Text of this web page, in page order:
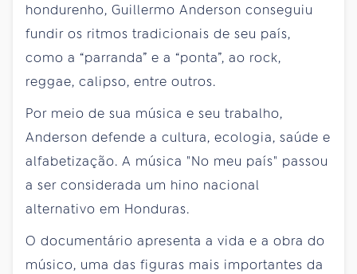
hondurenho, Guillermo Anderson conseguiu
fundir os ritmos tradicionais de seu país,
como a “parranda” e a “ponta”, ao rock,
reggae, calipso, entre outros.
Por meio de sua música e seu trabalho,
Anderson defende a cultura, ecologia, saúde e
alfabetização. A música "No meu país" passou
a ser considerada um hino nacional
alternativo em Honduras.
O documentário apresenta a vida e a obra do
músico, uma das figuras mais importantes da